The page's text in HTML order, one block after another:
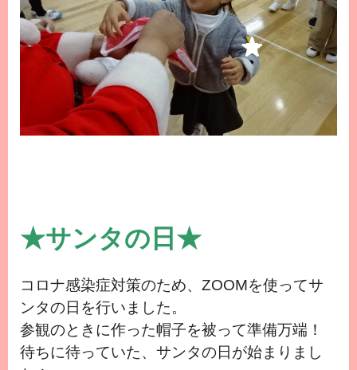
★サンタの日★
コロナ感染症対策のため、ZOOMを使ってサ
ンタの日を行いました。
参観のときに作った帽子を被って準備万端！
待ちに待っていた、サンタの日が始まりまし